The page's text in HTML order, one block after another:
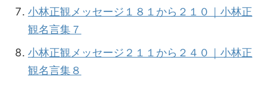
小林正観メッセージ１８１から２１０｜小林正
観名言集７
小林正観メッセージ２１１から２４０｜小林正
観名言集８